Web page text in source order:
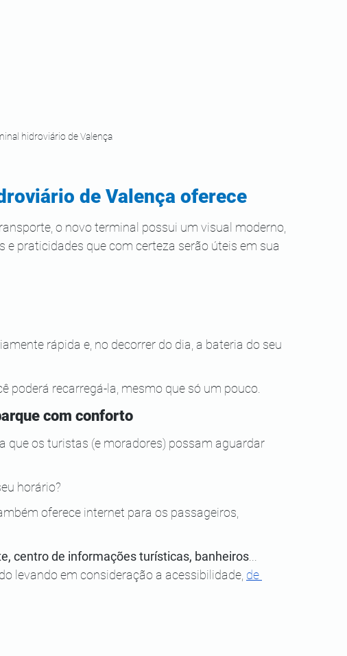
hidroviário de Valença
de Valença oferece
o novo terminal possui um visual moderno,
e praticidades que com certeza serão úteis em sua
rápida e, no decorrer do dia, a bateria do seu
poderá recarregá-la, mesmo que só um pouco.
com conforto
que os turistas (e moradores) possam aguardar
horário?
oferece internet para os passageiros,
centro de informações turísticas, banheiros
levando em consideração a acessibilidade, de